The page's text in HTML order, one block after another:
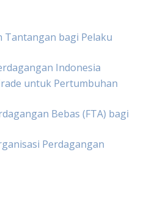
Tantangan bagi Pelaku
Indonesia
untuk Pertumbuhan
Bebas (FTA) bagi
Perdagangan